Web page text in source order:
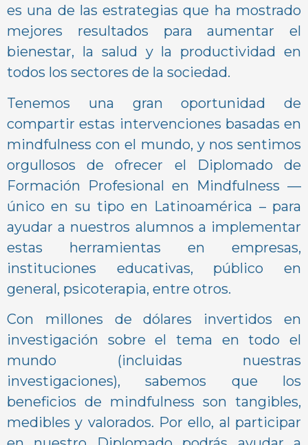
es una de las estrategias que ha mostrado
mejores resultados para aumentar el
bienestar, la salud y la productividad en
todos los sectores de la sociedad.
Tenemos una gran oportunidad de
compartir estas intervenciones basadas en
mindfulness con el mundo, y nos sentimos
orgullosos de ofrecer el Diplomado de
Formación Profesional en Mindfulness —
único en su tipo en Latinoamérica – para
ayudar a nuestros alumnos a implementar
estas herramientas en empresas,
instituciones educativas, público en
general, psicoterapia, entre otros.
Con millones de dólares invertidos en
investigación sobre el tema en todo el
mundo (incluidas nuestras
investigaciones), sabemos que los
beneficios de mindfulness son tangibles,
medibles y valorados. Por ello, al participar